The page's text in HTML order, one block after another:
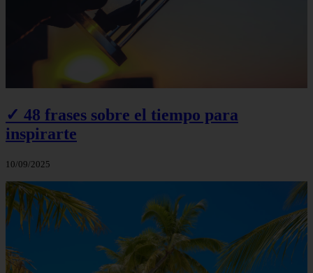
✓ 48 frases sobre el tiempo para
inspirarte
10/09/2025